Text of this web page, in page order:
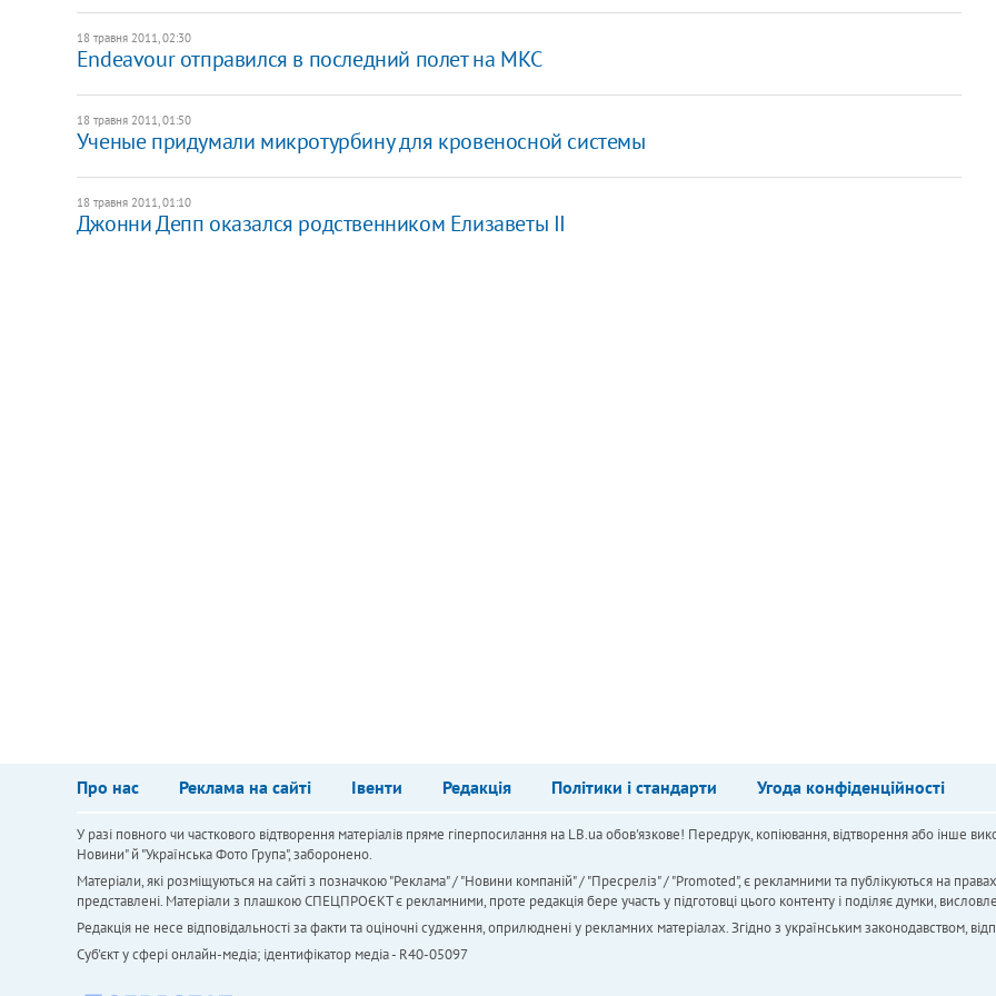
18 травня 2011, 02:30
Endeavour отправился в последний полет на МКС
18 травня 2011, 01:50
Ученые придумали микротурбину для кровеносной системы
18 травня 2011, 01:10
Джонни Депп оказался родственником Елизаветы II
Про нас Реклама на сайті Івенти Редакція Політики і стандарти Угода конфіденційності
У разі повного чи часткового відтворення матеріалів пряме гіперпосилання на LB.ua обов'язкове! Передрук, копіювання, відтворення або інше
Новини" й "Українська Фото Група", заборонено.
Матеріали, які розміщуються на сайті з позначкою "Реклама" / "Новини компаній" / "Пресреліз" / "Promoted", є рекламними та публікуються на
представлені. Матеріали з плашкою СПЕЦПРОЄКТ є рекламними, проте редакція бере участь у підготовці цього контенту і поділяє думки,
Редакція не несе відповідальності за факти та оціночні судження, оприлюднені у рекламних матеріалах. Згідно з українським законодавством,
Cуб'єкт у сфері онлайн-медіа; ідентифікатор медіа - R40-05097